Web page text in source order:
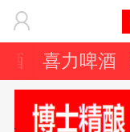
酒 喜力啤酒